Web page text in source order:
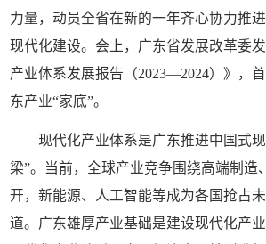
力量，动员全省在新的一年齐心协力推
现代化建设。会上，广东省发展改革委
产业体系发展报告（2023—2024）》，
东产业“家底”。
现代化产业体系是广东推进中国式
梁”。当前，全球产业竞争围绕高端制造
开，新能源、人工智能等成为各国抢占
道。广东雄厚产业基础是建设现代化产业